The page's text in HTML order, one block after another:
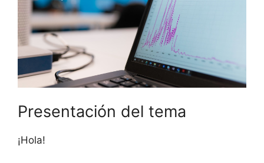
Presentación del tema
¡Hola!